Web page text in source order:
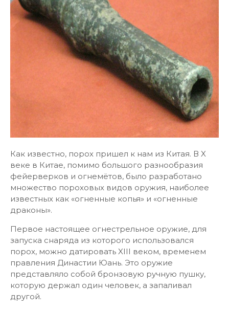
Как известно, порох пришел к нам из Китая. В X
веке в Китае, помимо большого разнообразия
фейерверков и огнемётов, было разработано
множество пороховых видов оружия, наиболее
известных как «огненные копья» и «огненные
драконы».
Первое настоящее огнестрельное оружие, для
запуска снаряда из которого использовался
порох, можно датировать XIII веком, временем
правления Династии Юань. Это оружие
представляло собой бронзовую ручную пушку,
которую держал один человек, а запаливал
другой.